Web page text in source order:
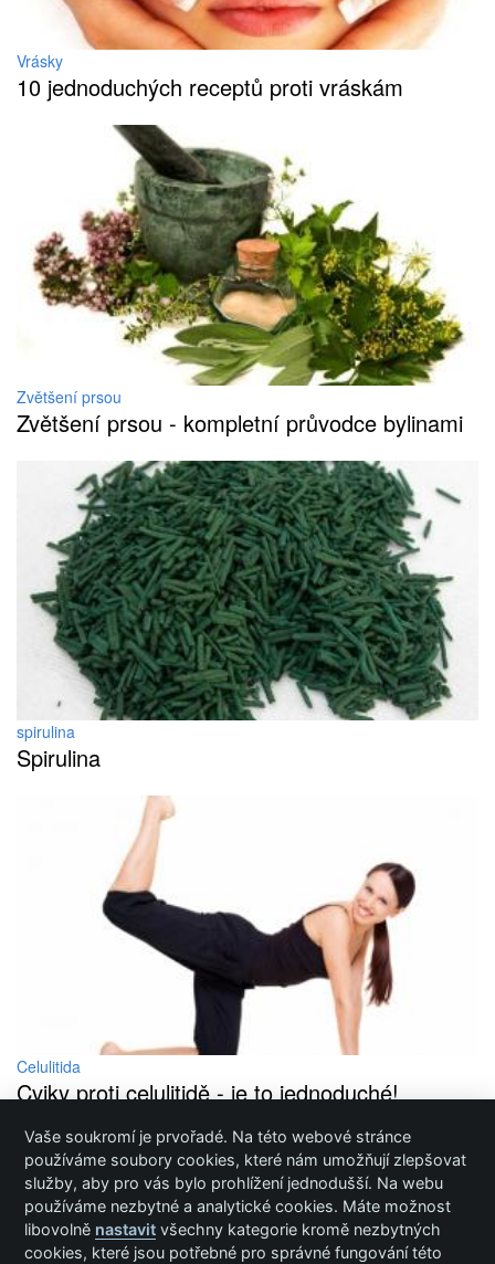
Vrásky
10 jednoduchých receptů proti vráskám
Zvětšení prsou
Zvětšení prsou - kompletní průvodce bylinami
spirulina
Spirulina
Celulitida
Cviky proti celulitidě - je to jednoduché!
Inzerce / Prezentace / Publikování
Ochrana osobních údajů
Cookies
Vaše soukromí je prvořadé. Na této webové stránce
používáme soubory cookies, které nám umožňují zlepšovat
služby, aby pro vás bylo prohlížení jednodušší. Na webu
používáme nezbytné a analytické cookies. Máte možnost
libovolně nastavit všechny kategorie kromě nezbytných
cookies, které jsou potřebné pro správné fungování této